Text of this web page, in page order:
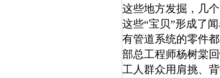
这些地方发掘，几
这些“宝贝”形成了
有管道系统的零件
部总工程师杨树棠
工人群众用肩挑、